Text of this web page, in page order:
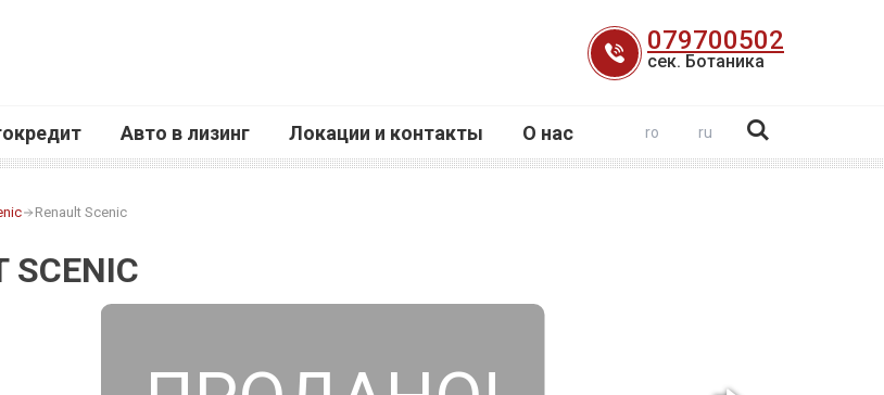
079700502
сек. Ботаника
Авто в лизинг Локации и контакты О нас ro ru
Renault Scenic
SCENIC